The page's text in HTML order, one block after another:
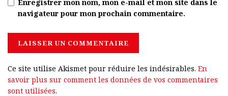
Enregistrer mon nom, mon e-mail et mon site dans le
navigateur pour mon prochain commentaire.
Ce site utilise Akismet pour réduire les indésirables. En
savoir plus sur comment les données de vos commentaires
sont utilisées.